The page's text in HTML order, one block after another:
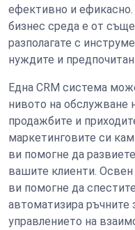
ефективно и
бизнес среда е от
разполагате с
нуждите и
Една CRM система
нивото на обслужване
продажбите и
маркетинговите си
ви помогне да
вашите клиенти.
ви помогне да
автоматизира ръчните
управлението на